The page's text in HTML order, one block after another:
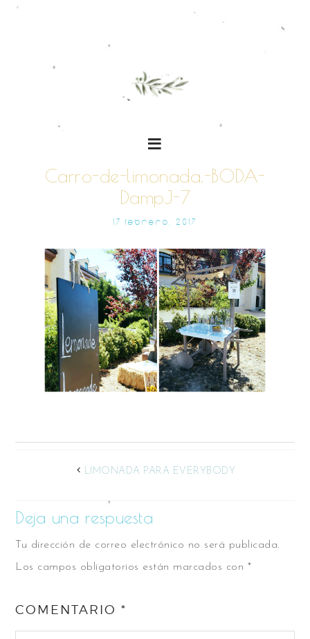
Carro-de-limonada.-BODA-
DampJ-7
17 FEBRERO, 2017
LIMONADA PARA EVERYBODY
Deja una respuesta
Tu dirección de correo electrónico no será publicada.
Los campos obligatorios están marcados con *
COMENTARIO*